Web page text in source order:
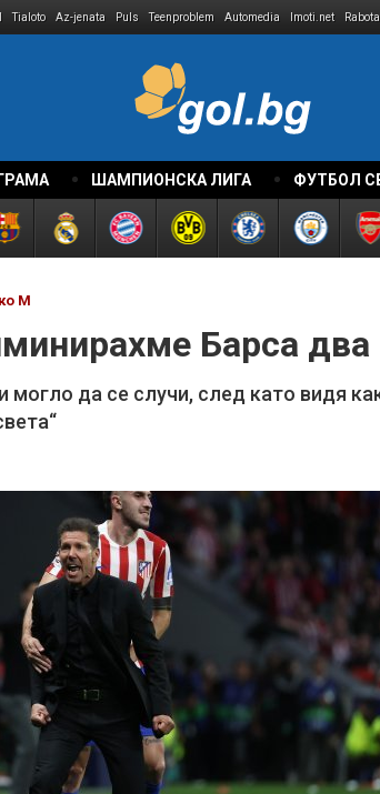
Tialoto Az-jenata Puls Teenproblem Automedia Imoti.net Rabota
ШАМПИОНСКА ЛИГА ФУТБОЛ
М
Барса
могло да се случи, след като видя